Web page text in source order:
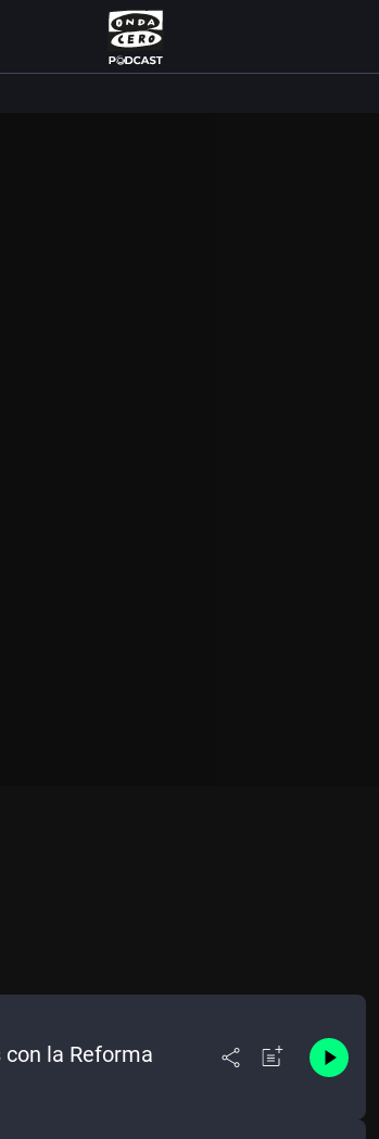
la Reforma